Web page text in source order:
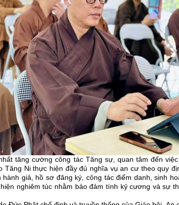
tăng cường công tác Tăng sự, quan tâm đến
Tăng Ni thực hiện đầy đủ nghĩa vụ an cư theo quy
hành giả, hồ sơ đăng ký, công tác điểm danh, sinh
nghiêm túc nhằm bảo đảm tính kỷ cương và sự